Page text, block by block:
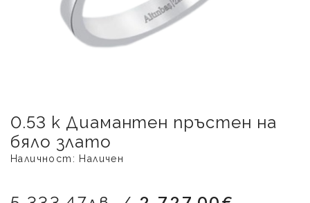
0.53 k Диамантен пръстен на
бяло злато
Наличност: Наличен